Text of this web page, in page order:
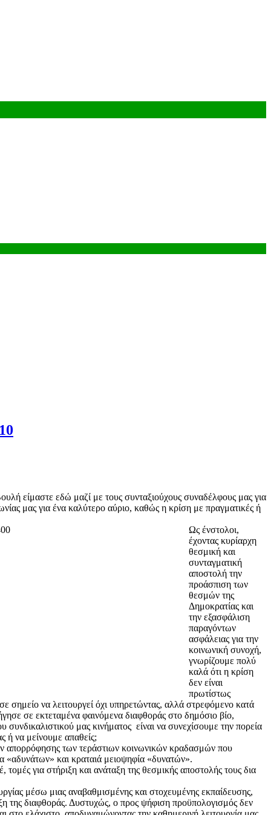
είμαστε εδώ μαζί με τους συνταξιούχους συναδέλφους μας για
μας για ένα καλύτερο αύριο, καθώς η κρίση με πραγματικές ή
Ως ένστολοι,
έχοντας κυρίαρχη
θεσμική και
συνταγματική
αποστολή την
προάσπιση των
θεσμών της
Δημοκρατίας και
την εξασφάλιση
παραγόντων
ασφάλειας για την
κοινωνική συνοχή,
γνωρίζουμε πολύ
καλά ότι η κρίση
δεν είναι
πρωτίστως
σημείο να λειτουργεί όχι υπηρετώντας, αλλά στρεφόμενο κατά
σε εκτεταμένα φαινόμενα διαφθοράς στο δημόσιο βίο,
μας κινήματος είναι να συνεχίσουμε την πορεία
ή να μείνουμε απαθείς;
απορρόφησης των τεράστιων κοινωνικών κραδασμών που
«αδυνάτων» και κραταιά μειοψηφία «δυνατών».
για στήριξη και ανάταξη της θεσμικής αποστολής τους δια
μέσω μιας αναβαθμισμένης και στοχευμένης εκπαίδευσης,
της διαφθοράς. Δυστυχώς, ο προς ψήφιση προϋπολογισμός δεν